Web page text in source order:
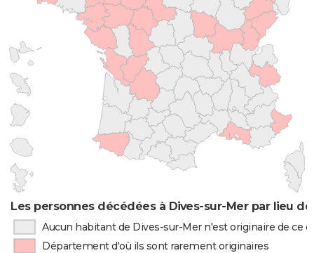
Les personnes décédées à Dives-sur-Mer par lieu
Aucun habitant de Dives-sur-Mer n'est originaire de ce
Département d'où ils sont rarement originaires